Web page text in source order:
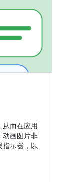
从而在应用
动画图片非
指示器，以